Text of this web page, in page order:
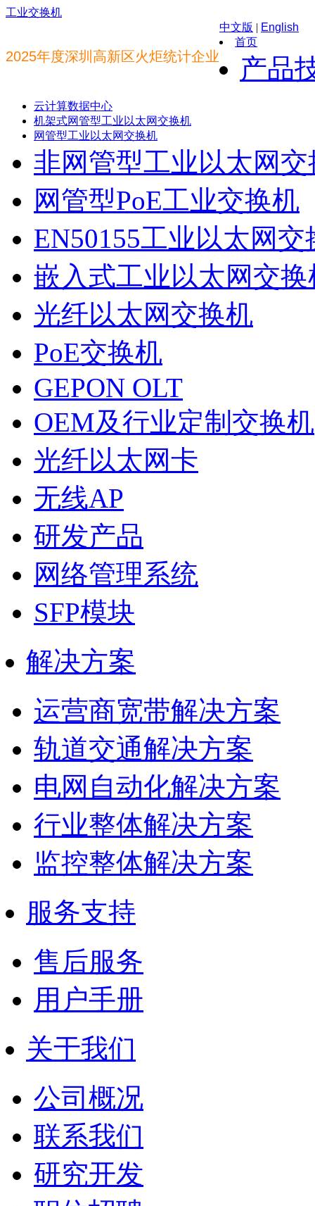
工业交换机
2025年度深圳高新区火炬统计企业
中文版 | English
首页
产品
云计算数据中心
机架式网管型工业以太网交换机
网管型工业以太网交换机
非网管型工业以太网交
网管型PoE工业交换机
EN50155工业以太网交
嵌入式工业以太网交换
光纤以太网交换机
PoE交换机
GEPON OLT
OEM及行业定制交换机
光纤以太网卡
无线AP
研发产品
网络管理系统
SFP模块
解决方案
运营商宽带解决方案
轨道交通解决方案
电网自动化解决方案
行业整体解决方案
监控整体解决方案
服务支持
售后服务
用户手册
关于我们
公司概况
联系我们
研究开发